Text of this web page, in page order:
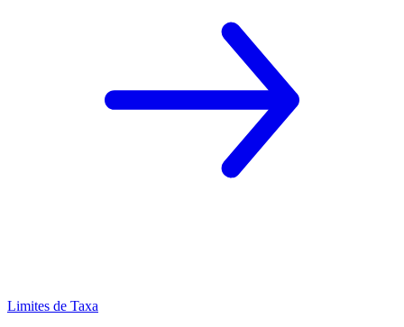
Limites de Taxa